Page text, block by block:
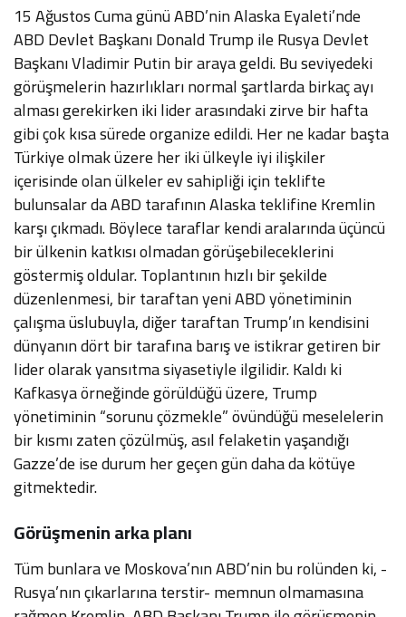
15 Ağustos Cuma günü ABD’nin Alaska Eyaleti’nde
ABD Devlet Başkanı Donald Trump ile Rusya Devlet
Başkanı Vladimir Putin bir araya geldi. Bu seviyedeki
görüşmelerin hazırlıkları normal şartlarda birkaç ayı
alması gerekirken iki lider arasındaki zirve bir hafta
gibi çok kısa sürede organize edildi. Her ne kadar başta
Türkiye olmak üzere her iki ülkeyle iyi ilişkiler
içerisinde olan ülkeler ev sahipliği için teklifte
bulunsalar da ABD tarafının Alaska teklifine Kremlin
karşı çıkmadı. Böylece taraflar kendi aralarında üçüncü
bir ülkenin katkısı olmadan görüşebileceklerini
göstermiş oldular. Toplantının hızlı bir şekilde
düzenlenmesi, bir taraftan yeni ABD yönetiminin
çalışma üslubuyla, diğer taraftan Trump’ın kendisini
dünyanın dört bir tarafına barış ve istikrar getiren bir
lider olarak yansıtma siyasetiyle ilgilidir. Kaldı ki
Kafkasya örneğinde görüldüğü üzere, Trump
yönetiminin “sorunu çözmekle” övündüğü meselelerin
bir kısmı zaten çözülmüş, asıl felaketin yaşandığı
Gazze’de ise durum her geçen gün daha da kötüye
gitmektedir.
Görüşmenin arka planı
Tüm bunlara ve Moskova’nın ABD’nin bu rolünden ki, -
Rusya’nın çıkarlarına terstir- memnun olmamasına